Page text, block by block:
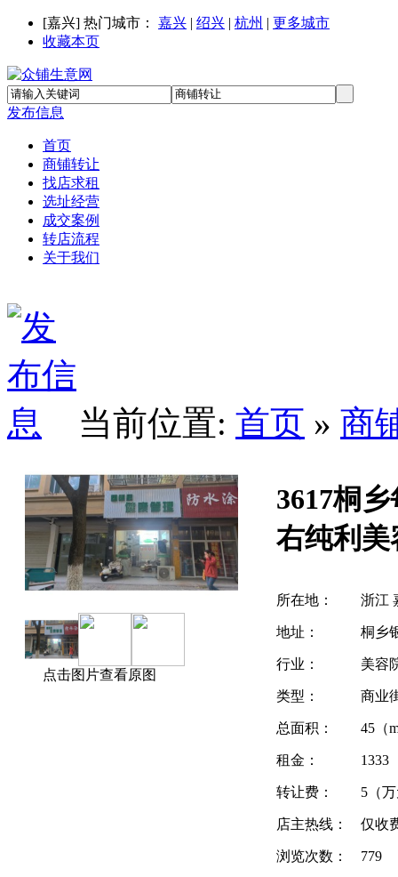
[嘉兴] 热门城市： 嘉兴 | 绍兴 | 杭州 | 更多城市
收藏本页
发布信息
首页
商铺转让
找店求租
选址经营
成交案例
转店流程
关于我们
当前位置: 首页 » 商
点击图片查看原图
3617桐
右纯利
所在地： 浙江
地址： 桐乡
行业： 美容
类型： 商业
总面积： 45（
租金： 1333
转让费： 5（
店主热线： 仅收
浏览次数： 779